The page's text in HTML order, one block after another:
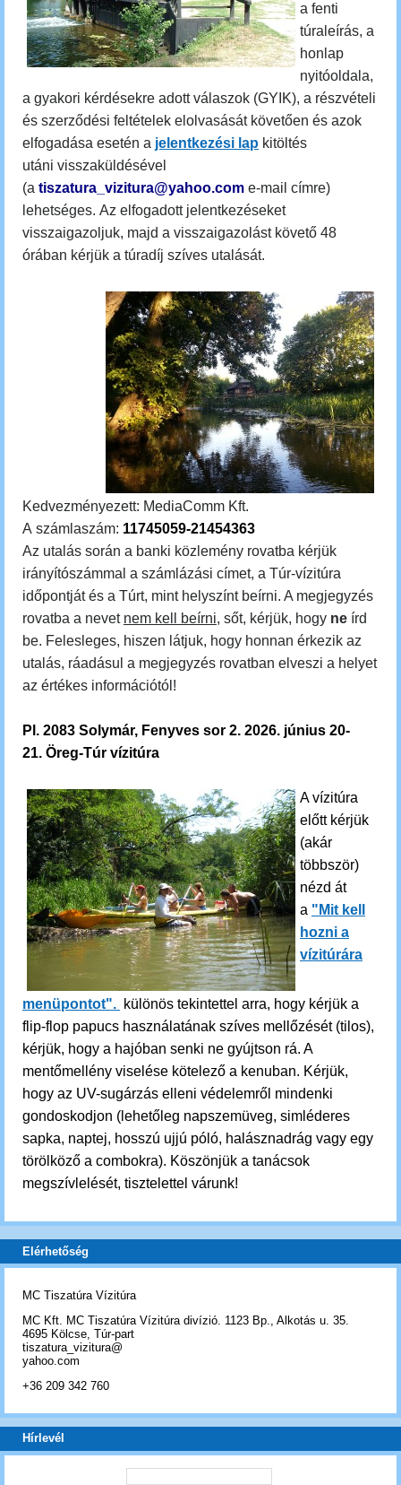
a fenti
túraleírás, a
honlap
nyitóoldala,
a gyakori kérdésekre adott válaszok (GYIK), a részvételi
és szerződési feltételek elolvasását követően és azok
elfogadása esetén a jelentkezési lap kitöltés
utáni visszaküldésével
(a tiszatura_vizitura@yahoo.com e-mail címre)
lehetséges. Az elfogadott jelentkezéseket
visszaigazoljuk, majd a visszaigazolást követő 48
órában kérjük a túradíj szíves utalását.
Kedvezményezett: MediaComm Kft.
A számlaszám: 11745059-21454363
Az utalás során a banki közlemény rovatba kérjük
irányítószámmal a számlázási címet, a Túr-vízitúra
időpontját és a Túrt, mint helyszínt beírni. A megjegyzés
rovatba a nevet nem kell beírni, sőt, kérjük, hogy ne írd
be. Felesleges, hiszen látjuk, hogy honnan érkezik az
utalás, ráadásul a megjegyzés rovatban elveszi a helyet
az értékes információtól!
Pl. 2083 Solymár, Fenyves sor 2. 2026. június 20-
21. Öreg-Túr vízitúra
A vízitúra
előtt kérjük
(akár
többször)
nézd át
a "Mit kell
hozni a
vízitúrára
menüpontot". különös tekintettel arra, hogy kérjük a
flip-flop papucs használatának szíves mellőzését (tilos),
kérjük, hogy a hajóban senki ne gyújtson rá. A
mentőmellény viselése kötelező a kenuban. Kérjük,
hogy az UV-sugárzás elleni védelemről mindenki
gondoskodjon (lehetőleg napszemüveg, simléderes
sapka, naptej, hosszú ujjú póló, halásznadrág vagy egy
törölköző a combokra). Köszönjük a tanácsok
megszívlelését, tisztelettel várunk!
Elérhetőség
MC Tiszatúra Vízitúra
MC Kft. MC Tiszatúra Vízitúra divízió. 1123 Bp., Alkotás u. 35.
4695 Kölcse, Túr-part
tiszatura_vizitura@
yahoo.com
+36 209 342 760
Hírlevél